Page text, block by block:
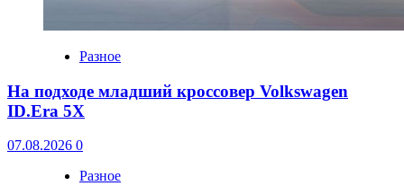
Разное
На подходе младший кроссовер Volkswagen
ID.Era 5X
07.08.2026 0
Разное